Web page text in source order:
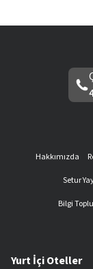
Hakkımızda
Setur
Bilgi
Yurt İçi Oteller